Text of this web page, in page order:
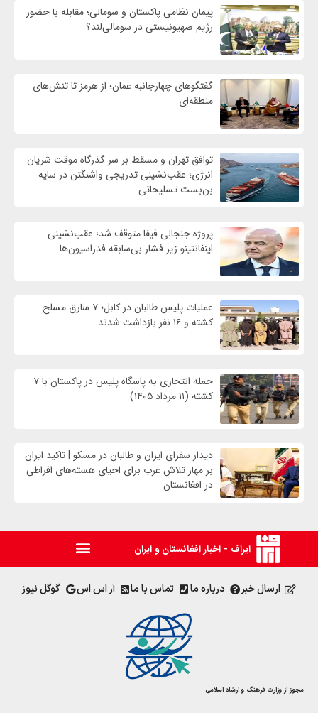
پیمان نظامی پاکستان و سومالی؛ مقابله با حضور
رژيم صهیونیستی در سومالی‌لند؟
گفتگوهای چهارجانبه عمان؛ از هرمز تا تنش‌های
منطقه‌ای
توافق تهران و مسقط بر سر گذرگاه موقت شریان
انرژی؛ عقب‌نشینی تدریجی واشنگتن در سایه
بن‌بست تسلیحاتی
پروژه جنجالی فیفا متوقف شد؛ عقب‌نشینی
اینفانتینو زیر فشار بی‌سابقه فدراسیون‌ها
عملیات پلیس طالبان در کابل؛ ۷ سارق مسلح
کشته و ۱۶ نفر بازداشت شدند
حمله انتحاری به پاسگاه پلیس در پاکستان با ۷
کشته (۱۱ مرداد ۱۴۰۵)
دیدار سفرای ایران و طالبان در مسکو | تاکید ایران
بر مهار تلاش‌ غرب برای احیای هسته‌های افراطی
در افغانستان
ایراف - اخبار افغانستان و ایران
ارسال خبر درباره ما تماس با ما آر اس اس گوگل نیوز
مجوز از وزارت فرهنگ و ارشاد اسلامی